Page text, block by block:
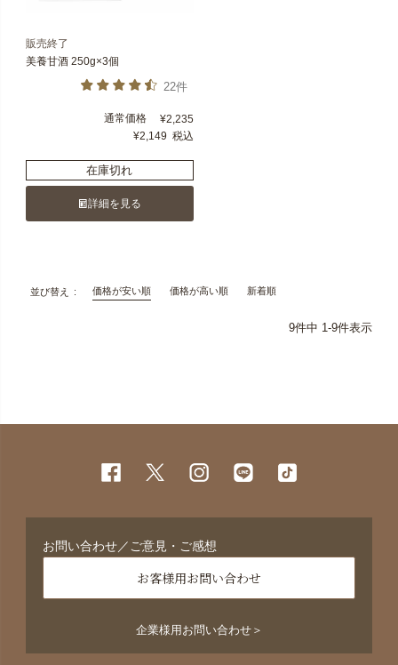
販売終了
美養甘酒 250g×3個
22件
通常価格 ¥2,235
¥2,149 税込
在庫切れ
詳細を見る
並び替え 価格が安い順 価格が高い順 新着順
9件中 1-9件表示
お問い合わせ／ご意見・ご感想
お客様用お問い合わせ
企業様用お問い合わせ＞